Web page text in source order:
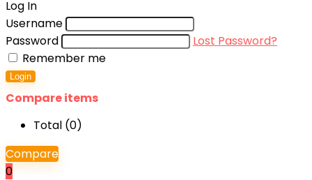
Log In
Username
Password
Lost Password?
Remember me
Login
Compare items
Total (0)
Compare
0